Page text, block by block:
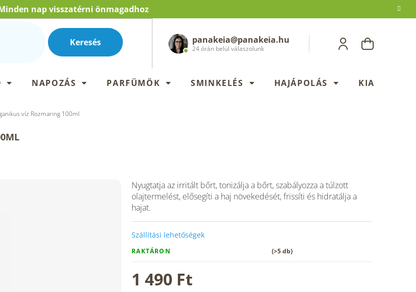
nap visszatérni önmagadhoz
Keresés KOSÁR
panakeia@panakeia.hu
24 órán belül válaszolunk
NAPOZÁS PARFÜMÖK SMINKELÉS HAJÁPOLÁS KIADÁSOK
víz Rozmaring 100ml
1 490 Ft
RAKTÁRON (>5 db)
Szállítási lehetőségek
Nyugtatja az irritált bőrt, tonizálja a bőrt, szabályozza a túlzott
olajtermelést, elősegíti a haj növekedését, frissíti és hidratálja a
hajat.